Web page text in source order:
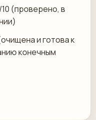
(проверено, в
и готова к
конечным